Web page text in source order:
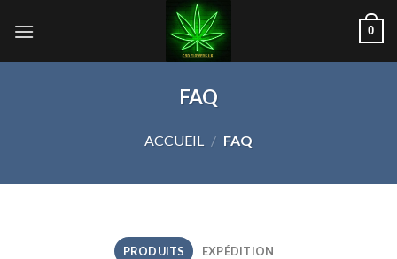
0
FAQ
ACCUEIL / FAQ
PRODUITS EXPÉDITION